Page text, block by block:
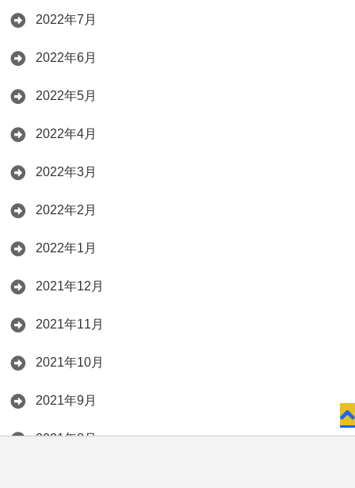
2022年7月
2022年6月
2022年5月
2022年4月
2022年3月
2022年2月
2022年1月
2021年12月
2021年11月
2021年10月
2021年9月
2021年8月